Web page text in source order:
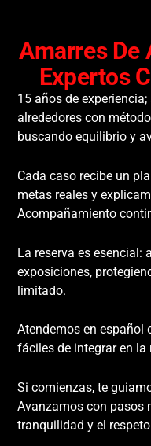
Amarres De
Expertos
15 años de
alrededores con
buscando equilibrio y
Cada caso recibe un
metas reales y
Acompañamiento
La reserva es esencial:
exposiciones,
limitado.
Atendemos en español
fáciles de integrar en
Si comienzas, te
Avanzamos con pasos
tranquilidad y el